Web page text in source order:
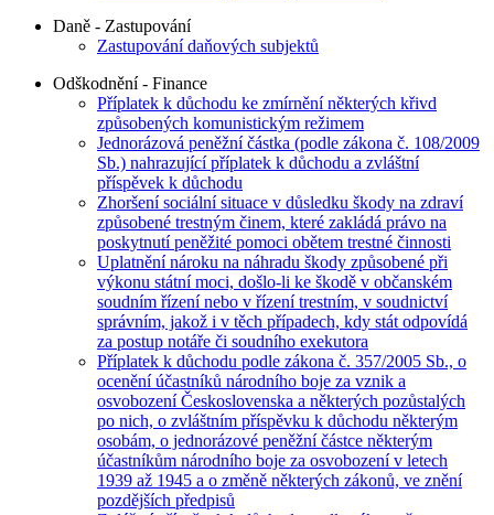
Daně - Zastupování
Zastupování daňových subjektů
Odškodnění - Finance
Příplatek k důchodu ke zmírnění některých křivd
způsobených komunistickým režimem
Jednorázová peněžní částka (podle zákona č. 108/2009
Sb.) nahrazující příplatek k důchodu a zvláštní
příspěvek k důchodu
Zhoršení sociální situace v důsledku škody na zdraví
způsobené trestným činem, které zakládá právo na
poskytnutí peněžité pomoci obětem trestné činnosti
Uplatnění nároku na náhradu škody způsobené při
výkonu státní moci, došlo-li ke škodě v občanském
soudním řízení nebo v řízení trestním, v soudnictví
správním, jakož i v těch případech, kdy stát odpovídá
za postup notáře či soudního exekutora
Příplatek k důchodu podle zákona č. 357/2005 Sb., o
ocenění účastníků národního boje za vznik a
osvobození Československa a některých pozůstalých
po nich, o zvláštním příspěvku k důchodu některým
osobám, o jednorázové peněžní částce některým
účastníkům národního boje za osvobození v letech
1939 až 1945 a o změně některých zákonů, ve znění
pozdějších předpisů